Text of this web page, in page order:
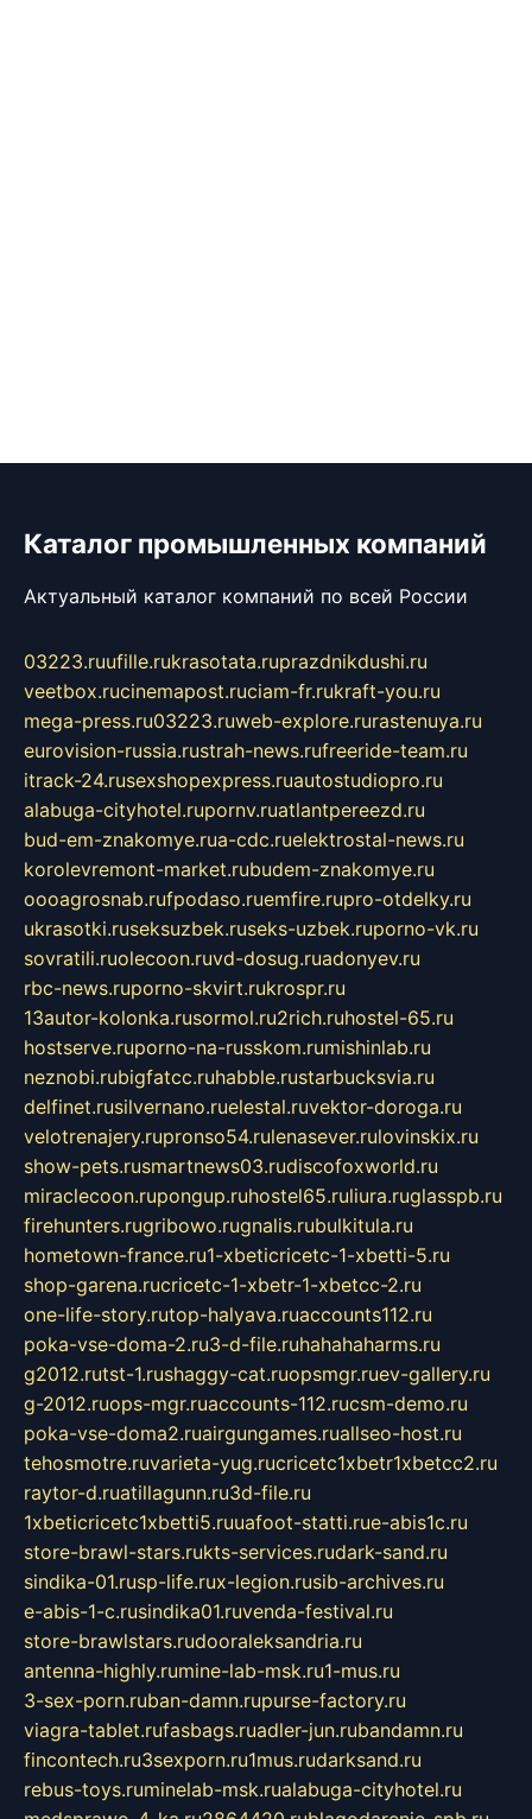
Каталог промышленных компаний
Актуальный каталог компаний по всей России
03223.ruufille.rukrasotata.ruprazdnikdushi.ru
veetbox.rucinemapost.ruciam-fr.rukraft-you.ru
mega-press.ru03223.ruweb-explore.rurastenuya.ru
eurovision-russia.rustrah-news.rufreeride-team.ru
itrack-24.rusexshopexpress.ruautostudiopro.ru
alabuga-cityhotel.rupornv.ruatlantpereezd.ru
bud-em-znakomye.rua-cdc.ruelektrostal-news.ru
korolevremont-market.rubudem-znakomye.ru
oooagrosnab.rufpodaso.ruemfire.rupro-otdelky.ru
ukrasotki.ruseksuzbek.ruseks-uzbek.ruporno-vk.ru
sovratili.ruolecoon.ruvd-dosug.ruadonyev.ru
rbc-news.ruporno-skvirt.rukrospr.ru
13autor-kolonka.rusormol.ru2rich.ruhostel-65.ru
hostserve.ruporno-na-russkom.rumishinlab.ru
neznobi.rubigfatcc.ruhabble.rustarbucksvia.ru
delfinet.rusilvernano.ruelestal.ruvektor-doroga.ru
velotrenajery.rupronso54.rulenasever.rulovinskix.ru
show-pets.rusmartnews03.rudiscofoxworld.ru
miraclecoon.rupongup.ruhostel65.ruliura.ruglasspb.ru
firehunters.rugribowo.rugnalis.rubulkitula.ru
hometown-france.ru1-xbeticricetc-1-xbetti-5.ru
shop-garena.rucricetc-1-xbetr-1-xbetcc-2.ru
one-life-story.rutop-halyava.ruaccounts112.ru
poka-vse-doma-2.ru3-d-file.ruhahahaharms.ru
g2012.rutst-1.rushaggy-cat.ruopsmgr.ruev-gallery.ru
g-2012.ruops-mgr.ruaccounts-112.rucsm-demo.ru
poka-vse-doma2.ruairgungames.ruallseo-host.ru
tehosmotre.ruvarieta-yug.rucricetc1xbetr1xbetcc2.ru
raytor-d.ruatillagunn.ru3d-file.ru
1xbeticricetc1xbetti5.ruuafoot-statti.rue-abis1c.ru
store-brawl-stars.rukts-services.rudark-sand.ru
sindika-01.rusp-life.rux-legion.rusib-archives.ru
e-abis-1-c.rusindika01.ruvenda-festival.ru
store-brawlstars.rudooraleksandria.ru
antenna-highly.rumine-lab-msk.ru1-mus.ru
3-sex-porn.ruban-damn.rupurse-factory.ru
viagra-tablet.rufasbags.ruadler-jun.rubandamn.ru
fincontech.ru3sexporn.ru1mus.rudarksand.ru
rebus-toys.ruminelab-msk.rualabuga-cityhotel.ru